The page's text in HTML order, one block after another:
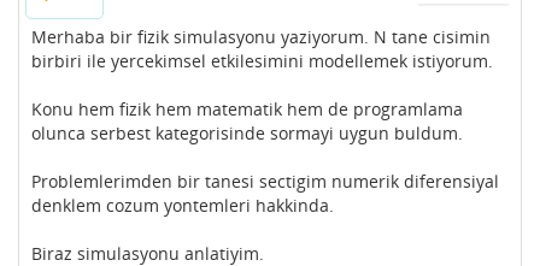
Merhaba bir fizik simulasyonu yaziyorum. N tane cisimin
birbiri ile yercekimsel etkilesimini modellemek istiyorum.
Konu hem fizik hem matematik hem de programlama
olunca serbest kategorisinde sormayi uygun buldum.
Problemlerimden bir tanesi sectigim numerik diferensiyal
denklem cozum yontemleri hakkinda.
Biraz simulasyonu anlatiyim.